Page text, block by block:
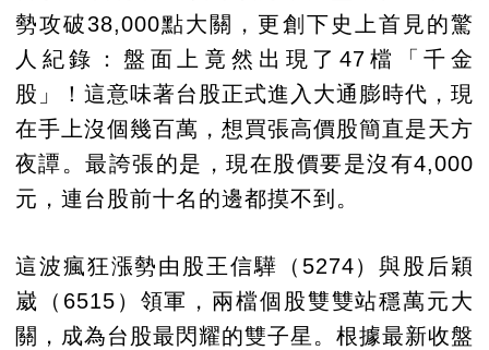
勢攻破38,000點大關，更創下史上首見的驚
人紀錄：盤面上竟然出現了47檔「千金
股」！這意味著台股正式進入大通膨時代，現
在手上沒個幾百萬，想買張高價股簡直是天方
夜譚。最誇張的是，現在股價要是沒有4,000
元，連台股前十名的邊都摸不到。
這波瘋狂漲勢由股王信驊（5274）與股后穎
崴（6515）領軍，兩檔個股雙雙站穩萬元大
關，成為台股最閃耀的雙子星。根據最新收盤